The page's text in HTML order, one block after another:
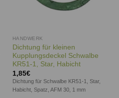
HANDWERK
Dichtung für kleinen
Kupplungsdeckel Schwalbe
KR51-1, Star, Habicht
1,85€
Dichtung für Schwalbe KR51-1, Star,
Habicht, Spatz, AFM 30, 1 mm